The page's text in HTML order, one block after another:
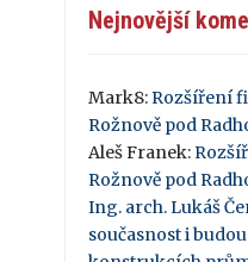
Nejnovější
Mark8: Rozšíření
Rožnově pod
Aleš Franek:
Rožnově pod
Ing. arch. Lukáš
současnost i